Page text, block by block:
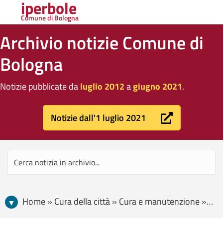
iperbole
Comune di Bologna
Archivio notizie Comune di
Bologna
Notizie pubblicate daluglio 2012agiugno 2021.
Notizie dall'1 luglio 2021
Home » Cura della città » Cura e manutenzione » Lavori in corso in città: i principali cantieri stradali in programma da lunedì 3 maggio